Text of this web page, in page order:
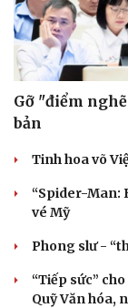
Săn Tour
check-in
Gỡ "điểm
bản
Tinh hoa võ
“Spider-Man:
vé Mỹ
Phong slư -
“Tiếp sức”
Quỹ Văn hóa,